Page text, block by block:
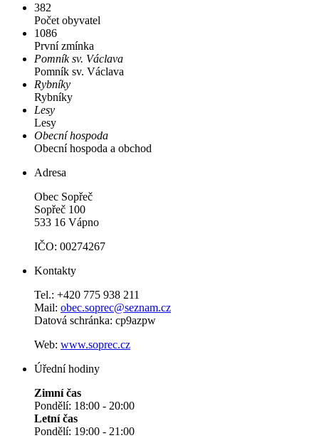
382
Počet obyvatel
1086
První zmínka
Pomník sv. Václava
Pomník sv. Václava
Rybníky
Rybníky
Lesy
Lesy
Obecní hospoda
Obecní hospoda a obchod
Adresa
Obec Sopřeč
Sopřeč 100
533 16 Vápno
IČO: 00274267
Kontakty
Tel.: +420 775 938 211
Mail: obec.soprec@seznam.cz
Datová schránka: cp9azpw
Web: www.soprec.cz
Úřední hodiny
Zimní čas
Pondělí: 18:00 - 20:00
Letní čas
Pondělí: 19:00 - 21:00